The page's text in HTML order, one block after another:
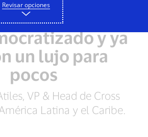
al exterior se
y ya
un lujo para
pocos
VP & Head de Cross
Latina y el Caribe.
Revisar opciones